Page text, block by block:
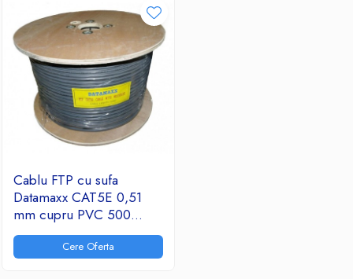
Cablu FTP cu sufa
Datamaxx CAT5E 0,51
mm cupru PVC 500
metri/rola
Cere Oferta